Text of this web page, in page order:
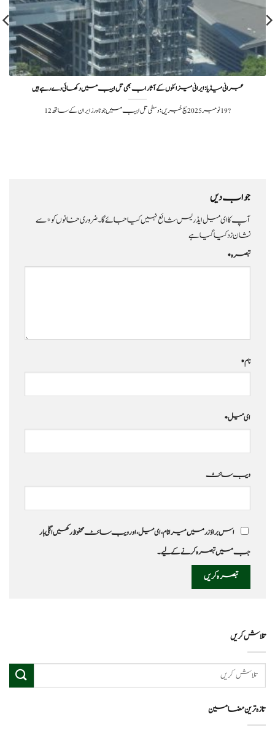
عبرانی میڈیا: ایرانی میزائلوں کے آثار اب بھی تل ابیب میں دکھائی دے رہے ہیں
?️ 19 نومبر 2025سچ خبریں: وسطی تل ابیب میں جو ٹاورز ایران کے ساتھ 12
جواب دیں
آپ کا ای میل ایڈریس شائع نہیں کیا جائے گا۔ضروری خانوں کو*سے
نشان زد کیا گیا ہے
تبصرہ*
نام*
ای میل*
ویب‌ سائٹ
اس براؤزر میں میرا نام، ای میل، اور ویب سائٹ محفوظ رکھیں اگلی بار
جب میں تبصرہ کرنے کےلیے۔
تلاش کریں
تازہ ترین مضامین